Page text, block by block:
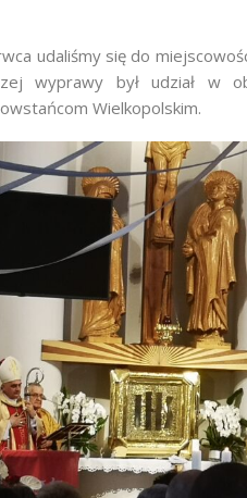
udaliśmy się do
wyprawy był udział w
Wielkopolskim.